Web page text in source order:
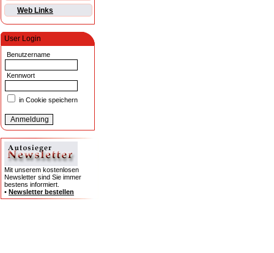
Web Links
User Login
Benutzername
Kennwort
in Cookie speichern
Mit unserem kostenlosen
Newsletter sind Sie immer
bestens informiert.
• Newsletter bestellen